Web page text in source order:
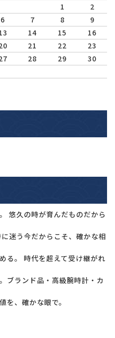
1
2
6 7 8
9
14 15
16
21 22
23
28 29
30
悠久の時が育んだものだから
迷う今だからこそ、確かな相
る。 時代を超えて受け継がれ
ブランド品・高級腕時計・カ
を、確かな眼で。